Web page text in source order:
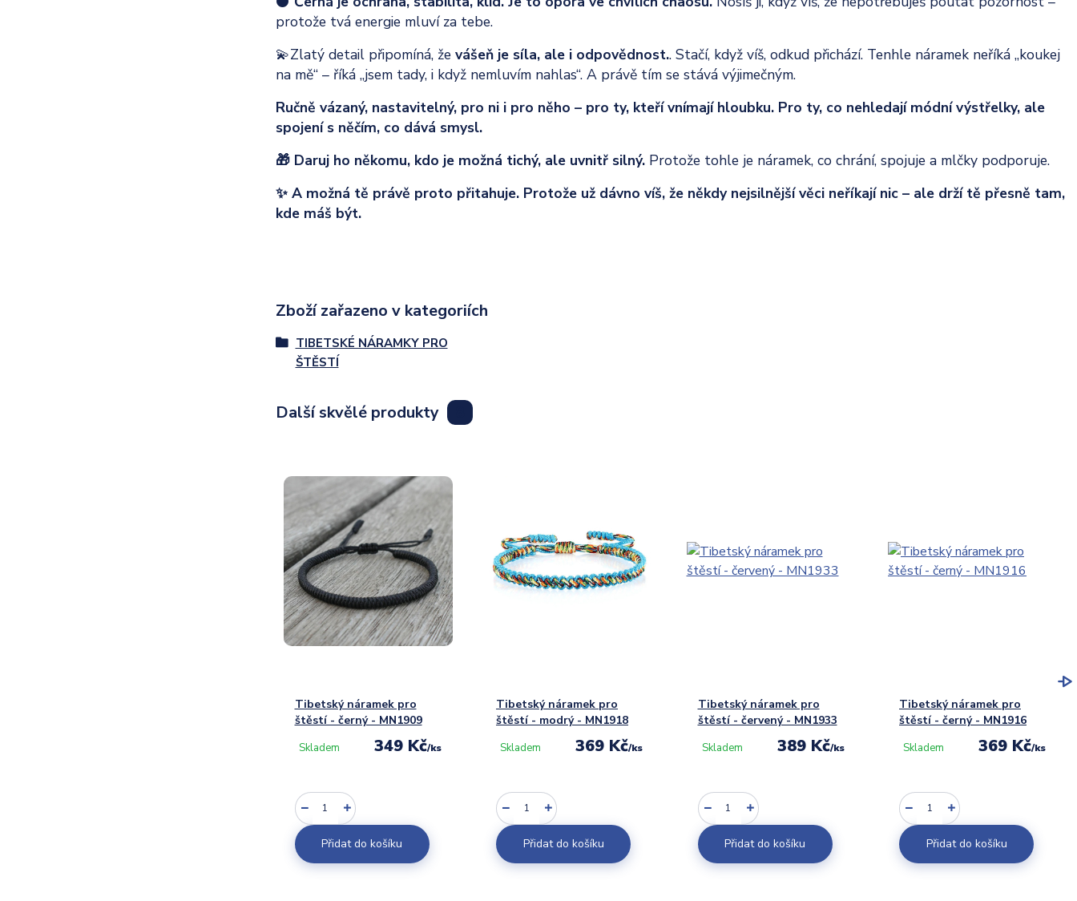
protože tvá energie mluví za tebe.
💫Zlatý detail připomíná, že vášeň je síla, ale i odpovědnost.. Stačí, když víš, odkud přichází. Tenhle náramek neříká „koukej
na mě“ – říká „jsem tady, i když nemluvím nahlas“. A právě tím se stává výjimečným.
Ručně vázaný, nastavitelný, pro ni i pro něho – pro ty, kteří vnímají hloubku. Pro ty, co nehledají módní výstřelky, ale
spojení s něčím, co dává smysl.
🎁 Daruj ho někomu, kdo je možná tichý, ale uvnitř silný. Protože tohle je náramek, co chrání, spojuje a mlčky podporuje.
✨ A možná tě právě proto přitahuje. Protože už dávno víš, že někdy nejsilnější věci neříkají nic – ale drží tě přesně tam,
kde máš být.
Zboží zařazeno v kategoriích
TIBETSKÉ NÁRAMKY PRO
ŠTĚSTÍ
Další skvělé produkty
Tibetský náramek pro
štěstí - černý - MN1909
349 Kč/ks
Skladem
Přidat do košíku
Tibetský náramek pro
štěstí - modrý - MN1918
369 Kč/ks
Skladem
Přidat do košíku
Tibetský náramek pro
štěstí - červený - MN1933
389 Kč/ks
Skladem
Přidat do košíku
Tibetský náramek pro
štěstí - černý - MN1916
369 Kč/ks
Skladem
Přidat do košíku